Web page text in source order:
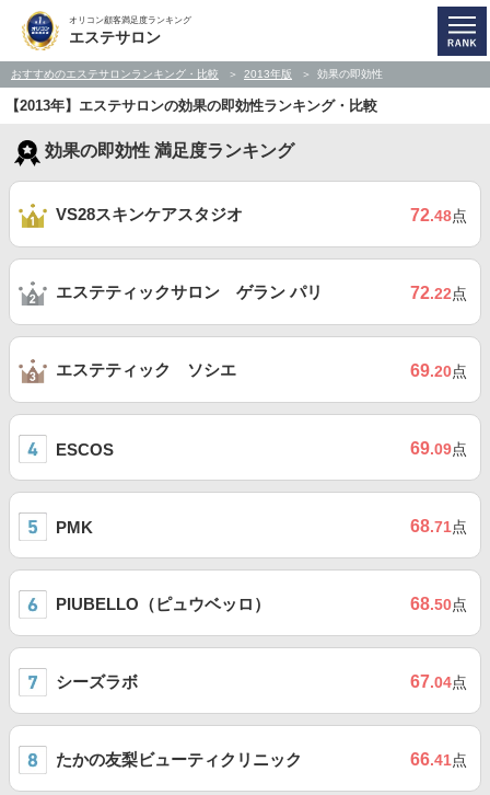
オリコン顧客満足度ランキング
エステサロン
おすすめのエステサロンランキング・比較 2013年版 効果の即効性
【2013年】エステサロンの効果の即効性ランキング・比較
効果の即効性 満足度ランキング
VS28スキンケアスタジオ 72.48点
エステティックサロン ゲラン パリ 72.22点
エステティック ソシエ 69.20点
ESCOS 69.09点
PMK 68.71点
PIUBELLO（ピュウベッロ） 68.50点
シーズラボ 67.04点
たかの友梨ビューティクリニック 66.41点